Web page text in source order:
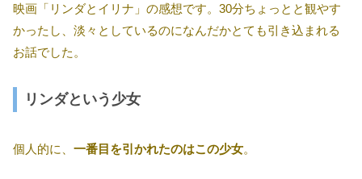
映画「リンダとイリナ」の感想です。30分ちょっとと観やす
かったし、淡々としているのになんだかとても引き込まれる
お話でした。
リンダという少女
個人的に、 一番目を引かれたのはこの少女。